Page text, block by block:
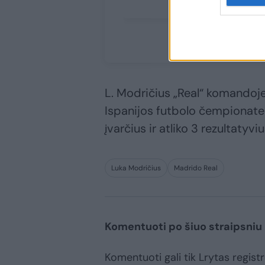
L. Modričius „Real“
Ispanijos futbolo
įvarčius ir atliko 3
Luka Modričius Madrido Real
Komentuoti po šiuo straipsniu
Komentuoti gali tik Lrytas